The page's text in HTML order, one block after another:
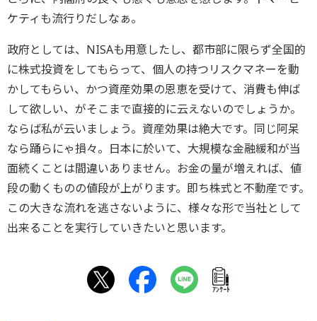
ケティも流行りだしなぁ。
政府としては、NISAも用意したし、都市部に限らず全国的
に株式投資をしてもらって、個人の持つリスクマネーを動
かしてもらい、かつ資産効果の恩恵を受けて、消費も伸ば
して欲しい、がそこまで直接的に云えないのでしょうか。
ならば私が云いましょう。資産効果は絶大です。同じ阿呆
なら踊らにゃ損々。日本に於いて、大規模な金融緩和が当
面続くことは間違いありません。お金の量が増えれば、値
段の動くものの値段が上がります。即ち株式と不動産です。
この大きな流れを逃さないように、様々な形で当社として
出来ることを実行していきたいと思います。
ｱﾝｹｰﾄ